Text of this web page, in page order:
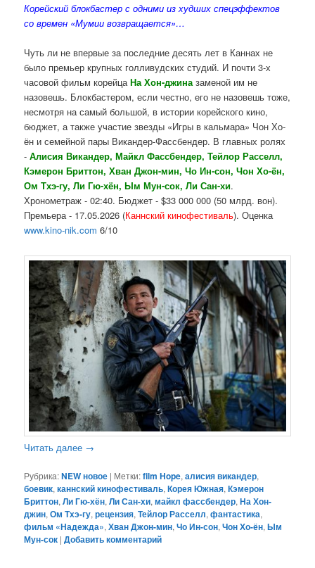
Корейский блокбастер с одними из худших спецэффектов
со времен «Мумии возвращается»…
Чуть ли не впервые за последние десять лет в Каннах не
было премьер крупных голливудских студий. И почти 3-х
часовой фильм корейцаНа Хон-джиназаменой им не
назовешь. Блокбастером, если честно, его не назовешь тоже,
несмотря на самый большой, в истории корейского кино,
бюджет, а также участие звезды «Игры в кальмара» Чон Хо-
ён и семейной пары Викандер-Фассбендер. В главных ролях
-Алисия Викандер, Майкл Фассбендер, Тейлор Расселл,
Кэмерон Бриттон, Хван Джон-мин, Чо Ин-сон, Чон Хо-ён,
Ом Тхэ-гу, Ли Гю-хён, Ым Мун-сок, Ли Сан-хи.
Хронометраж - 02:40. Бюджет - $33 000 000 (50 млрд. вон).
Премьера - 17.05.2026 (Каннский кинофестиваль). Оценка
www.kino-nik.com 6/10
Читать далее →
Рубрика:NEW новое | Метки:film Hope,алисия викандер,
боевик,каннский кинофестиваль,Корея Южная,Кэмерон
Бриттон,Ли Гю-хён,Ли Сан-хи,майкл фассбендер,На Хон-
джин,Ом Тхэ-гу,рецензия,Тейлор Расселл,фантастика,
фильм «Надежда»,Хван Джон-мин,Чо Ин-сон,Чон Хо-ён,Ым
Мун-сок |Добавить комментарий